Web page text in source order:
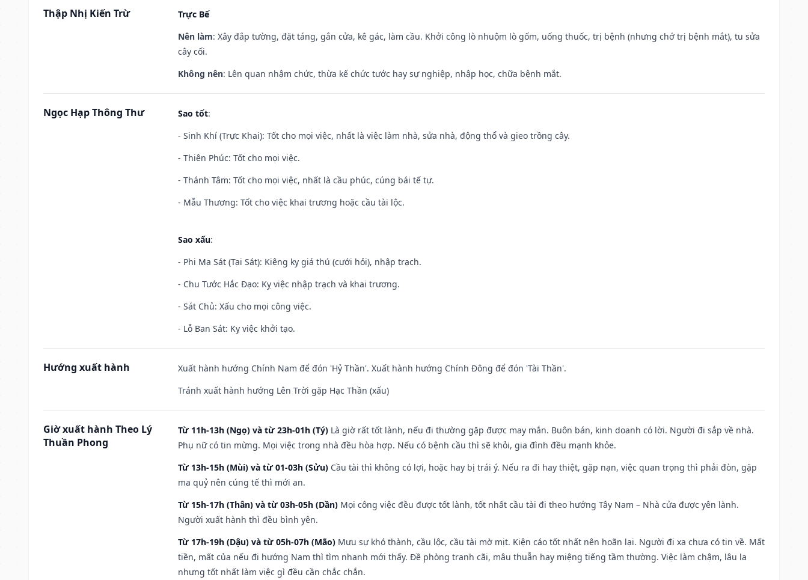
Thập Nhị Kiến Trừ
Trực Bế
Nên làm: Xây đắp tường, đặt táng, gắn cửa, kê gác, làm cầu. Khởi công lò nhuộm lò gốm, uống thuốc, trị bệnh (nhưng chớ trị bệnh mắt), tu sửa
cây cối.
Không nên: Lên quan nhậm chức, thừa kế chức tước hay sự nghiệp, nhập học, chữa bệnh mắt.
Ngọc Hạp Thông Thư Sao tốt:
- Sinh Khí (Trực Khai): Tốt cho mọi việc, nhất là việc làm nhà, sửa nhà, động thổ và gieo trồng cây.
- Thiên Phúc: Tốt cho mọi việc.
- Thánh Tâm: Tốt cho mọi việc, nhất là cầu phúc, cúng bái tế tự.
- Mẫu Thương: Tốt cho việc khai trương hoặc cầu tài lộc.
Sao xấu:
- Phi Ma Sát (Tai Sát): Kiêng kỵ giá thú (cưới hỏi), nhập trạch.
- Chu Tước Hắc Đạo: Kỵ việc nhập trạch và khai trương.
- Sát Chủ: Xấu cho mọi công việc.
- Lỗ Ban Sát: Kỵ việc khởi tạo.
Hướng xuất hành
Xuất hành hướng Chính Nam để đón 'Hỷ Thần'. Xuất hành hướng Chính Đông để đón 'Tài Thần'.
Tránh xuất hành hướng Lên Trời gặp Hạc Thần (xấu)
Giờ xuất hành Theo Lý
Thuần Phong
Từ 11h-13h (Ngọ) và từ 23h-01h (Tý) Là giờ rất tốt lành, nếu đi thường gặp được may mắn. Buôn bán, kinh doanh có lời. Người đi sắp về nhà.
Phụ nữ có tin mừng. Mọi việc trong nhà đều hòa hợp. Nếu có bệnh cầu thì sẽ khỏi, gia đình đều mạnh khỏe.
Từ 13h-15h (Mùi) và từ 01-03h (Sửu) Cầu tài thì không có lợi, hoặc hay bị trái ý. Nếu ra đi hay thiệt, gặp nạn, việc quan trọng thì phải đòn, gặp
ma quỷ nên cúng tế thì mới an.
Từ 15h-17h (Thân) và từ 03h-05h (Dần) Mọi công việc đều được tốt lành, tốt nhất cầu tài đi theo hướng Tây Nam – Nhà cửa được yên lành.
Người xuất hành thì đều bình yên.
Từ 17h-19h (Dậu) và từ 05h-07h (Mão) Mưu sự khó thành, cầu lộc, cầu tài mờ mịt. Kiện cáo tốt nhất nên hoãn lại. Người đi xa chưa có tin về. Mất
tiền, mất của nếu đi hướng Nam thì tìm nhanh mới thấy. Đề phòng tranh cãi, mâu thuẫn hay miệng tiếng tầm thường. Việc làm chậm, lâu la
nhưng tốt nhất làm việc gì đều cần chắc chắn.